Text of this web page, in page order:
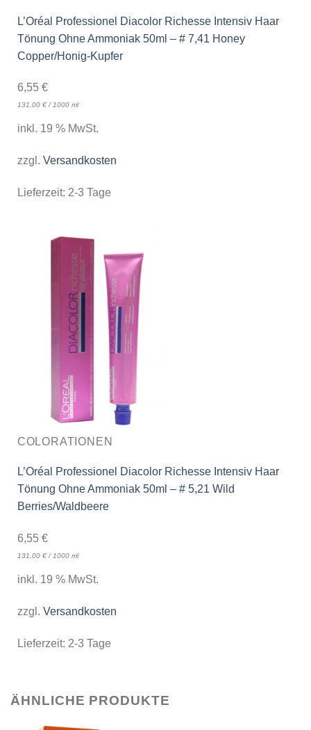
L’Oréal Professionel Diacolor Richesse Intensiv Haar
Tönung Ohne Ammoniak 50ml – # 7,41 Honey
Copper/Honig-Kupfer
6,55 €
131,00 €/1000 ml
inkl. 19 % MwSt.
zzgl. Versandkosten
Lieferzeit: 2-3 Tage
COLORATIONEN
L’Oréal Professionel Diacolor Richesse Intensiv Haar
Tönung Ohne Ammoniak 50ml – # 5,21 Wild
Berries/Waldbeere
6,55 €
131,00 €/ 1000 ml
inkl. 19 % MwSt.
zzgl. Versandkosten
Lieferzeit: 2-3 Tage
ÄHNLICHE PRODUKTE